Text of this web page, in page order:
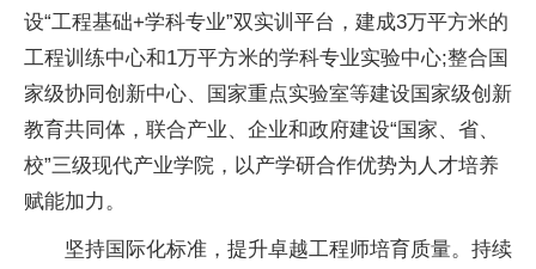
设“工程基础+学科专业”双实训 平台，建成3万平方米的
工程训练中心和1万平方米的学科专业实验中心;整合 国
家级协同创新中心、 国家重点实验室等建设 国家级创新
教育共同体，联合产业、企业和政府建设“ 国家、省、
校”三级现代产业学院，以产学研合作优势为人才培养
赋能加力。
坚持国际化标准，提升卓越工程师培育质量。持续